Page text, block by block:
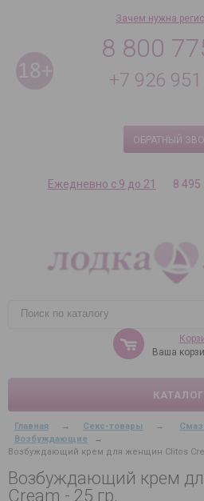
8 800
+7 926
ОБРАТНЫЙ
Зачем нужна
Ежедневно с 9 до 21 8 495
Ваша
КАТАЛОГ
Главная → Секс-товары →
Возбуждающие
→
Возбуждающий крем для женщин Clitos
Возбуждающий крем
Cream - 25 гр.